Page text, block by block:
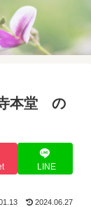
本堂 の
LINE
2024.06.27